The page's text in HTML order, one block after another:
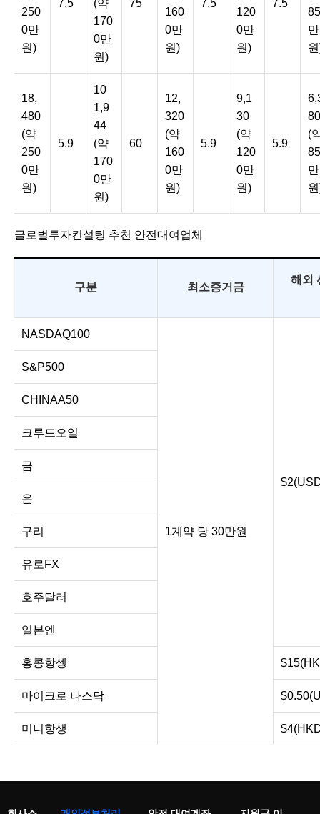
250
0만
원)
7.5
(약
170
0만
원)
75
160
0만
원)
7.5
120
0만
원)
7.5
만
18,
480
(약
250
0만
원)
5.9
10
1,9
44
(약
170
0만
원)
60
12,
320
(약
160
0만
원)
5.9
9,1
30
(약
120
0만
원)
5.9
80
(
만
글로벌투자컨설팅 추천 안전대여업체
구분 최소증거금
해외
NASDAQ100
1계약 당 30만원
S&P500
CHINAA50
크루드오일
금
은
구리
유로FX
호주달러
일본엔
홍콩항셍
마이크로 나스닥
미니항생